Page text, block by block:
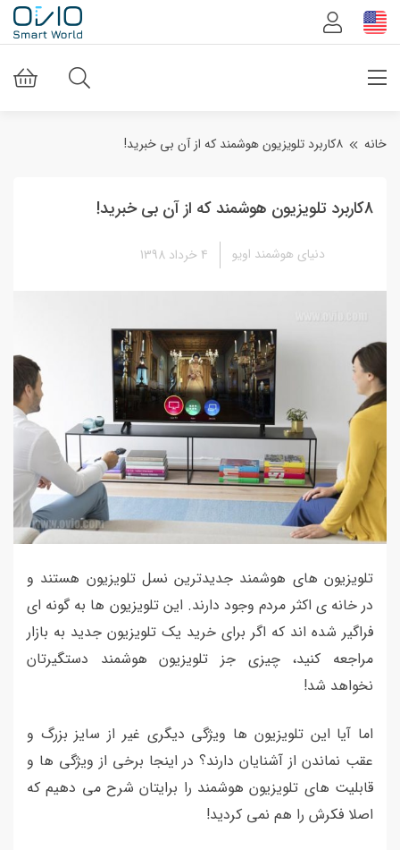
خانه ۸کاربرد تلویزیون هوشمند که از آن بی خبرید!
8کاربرد تلویزیون هوشمند که از آن بی خبرید!
دنیای هوشمند اویو
تلویزیون های هوشمند جدیدترین نسل تلویزیون هستند و
در خانه ی اکثر مردم وجود دارند. این تلویزیون ها به گونه ای
فراگیر شده اند که اگر برای خرید یک تلویزیون جدید به بازار
مراجعه کنید، چیزی جز تلویزیون هوشمند دستگیرتان
نخواهد شد!
اما آیا این تلویزیون ها ویژگی دیگری غیر از سایز بزرگ و
عقب نماندن از آشنایان دارند؟ در اینجا برخی از ویژگی ها و
قابلیت های تلویزیون هوشمند را برایتان شرح می دهیم که
اصلا فکرش را هم نمی کردید!